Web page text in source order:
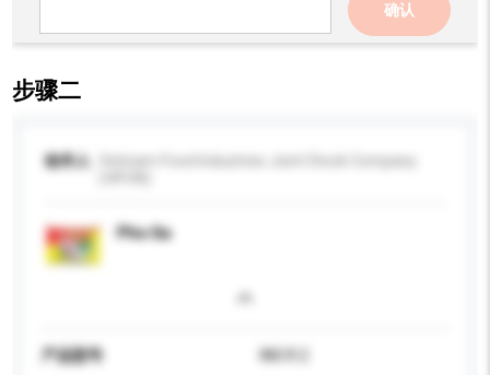
确认
步骤二
收件人
Pho Ga
产品型号 INS R 2